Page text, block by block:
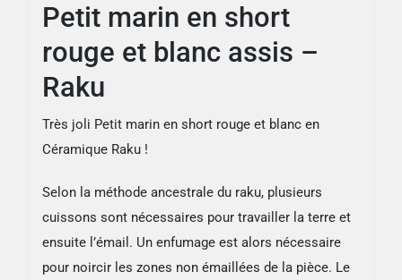
Petit marin en short
rouge et blanc assis –
Raku
Très joli Petit marin en short rouge et blanc en
Céramique Raku !
Selon la méthode ancestrale du raku, plusieurs
cuissons sont nécessaires pour travailler la terre et
ensuite l’émail. Un enfumage est alors nécessaire
pour noircir les zones non émaillées de la pièce. Le